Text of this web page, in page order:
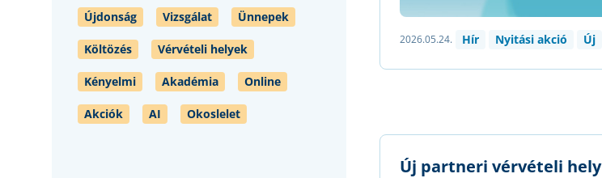
Újdonság Vizsgálat Ünnepek
Költözés Vérvételi helyek
Kényelmi Akadémia Online
Akciók AI Okoslelet
2026.05.24. Hír Nyitási akció Új
Új partneri vérvételi hely